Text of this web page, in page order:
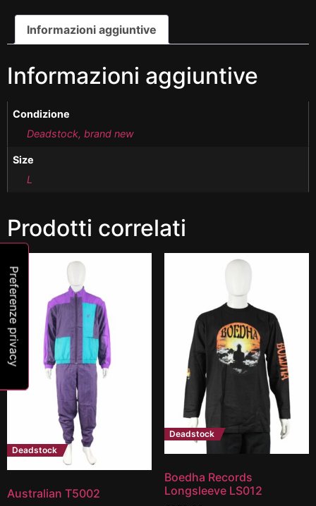
Informazioni aggiuntive
Informazioni aggiuntive
Condizione
Deadstock, brand new
Size
L
Prodotti correlati
Deadstock
Australian T5002
Deadstock
Boedha Records
Longsleeve LS012